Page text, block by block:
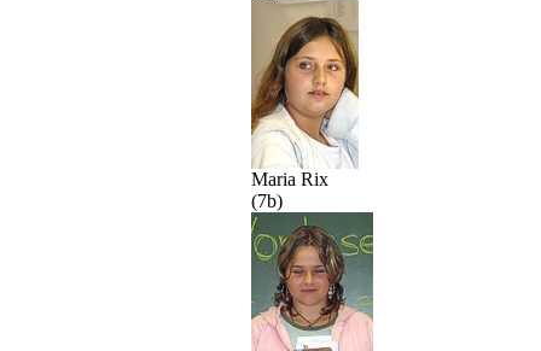
Maria Rix
(7b)